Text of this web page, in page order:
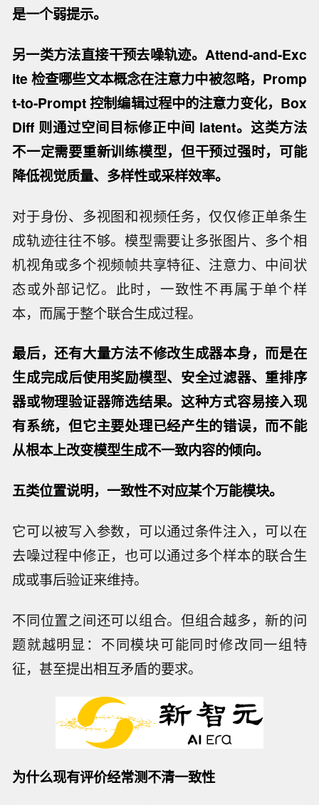
是一个弱提示。
另一类方法直接干预去噪轨迹。Attend-and-Exc
ite 检查哪些文本概念在注意力中被忽略，Promp
t-to-Prompt 控制编辑过程中的注意力变化，Box
Diff 则通过空间目标修正中间 latent。这类方法
不一定需要重新训练模型，但干预过强时，可能
降低视觉质量、多样性或采样效率。
对于身份、多视图和视频任务，仅仅修正单条生
成轨迹往往不够。模型需要让多张图片、多个相
机视角或多个视频帧共享特征、注意力、中间状
态或外部记忆。此时，一致性不再属于单个样
本，而属于整个联合生成过程。
最后，还有大量方法不修改生成器本身，而是在
生成完成后使用奖励模型、安全过滤器、重排序
器或物理验证器筛选结果。这种方式容易接入现
有系统，但它主要处理已经产生的错误，而不能
从根本上改变模型生成不一致内容的倾向。
五类位置说明，一致性不对应某个万能模块。
它可以被写入参数，可以通过条件注入，可以在
去噪过程中修正，也可以通过多个样本的联合生
成或事后验证来维持。
不同位置之间还可以组合。但组合越多，新的问
题就越明显：不同模块可能同时修改同一组特
征，甚至提出相互矛盾的要求。
为什么现有评价经常测不清一致性